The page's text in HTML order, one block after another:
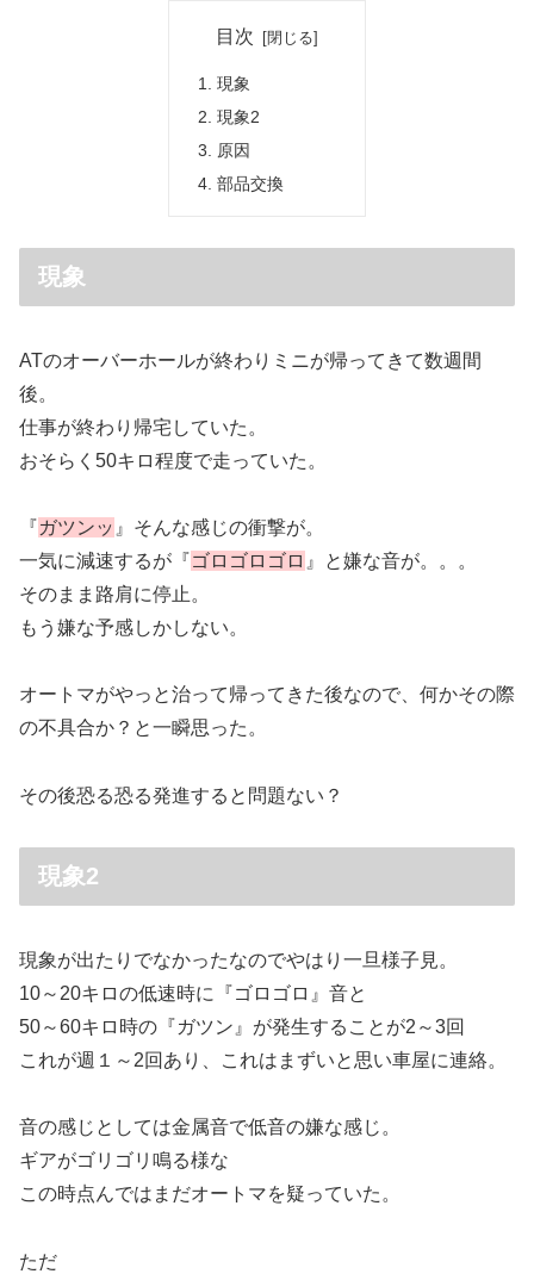
目次
現象
現象2
原因
部品交換
現象
ATのオーバーホールが終わりミニが帰ってきて数週間
後。
仕事が終わり帰宅していた。
おそらく50キロ程度で走っていた。
『ガツンッ 』そんな感じの衝撃が。
一気に減速するが『ゴロゴロゴロ 』と嫌な音が。。。
そのまま路肩に停止。
もう嫌な予感しかしない。
オートマがやっと治って帰ってきた後なので、何かその際
の不具合か？と一瞬思った。
その後恐る恐る発進すると問題ない？
現象2
現象が出たりでなかったなのでやはり一旦様子見。
10～20キロの低速時に『ゴロゴロ』音と
50～60キロ時の『ガツン』が発生することが2～3回
これが週１～2回あり、これはまずいと思い車屋に連絡。
音の感じとしては金属音で低音の嫌な感じ。
ギアがゴリゴリ鳴る様な
この時点んではまだオートマを疑っていた。
ただ